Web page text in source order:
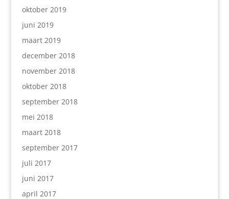
oktober 2019
juni 2019
maart 2019
december 2018
november 2018
oktober 2018
september 2018
mei 2018
maart 2018
september 2017
juli 2017
juni 2017
april 2017